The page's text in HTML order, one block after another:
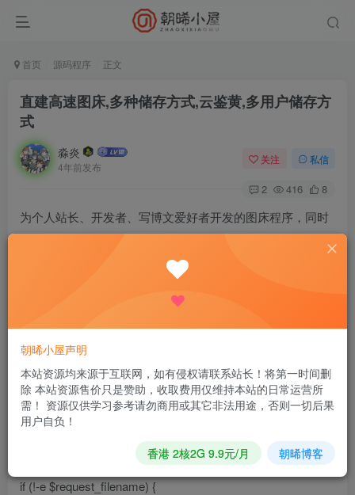
首页 源码程序 正文
直建高速图床,多种储存方式,云鉴黄,多用户储存方
式
淼炎
4年前发布
关注 私信
2 416 8
为个人站长、开发者、写博文爱好者开发的图床程序，同时
下载兰空，上传至 web 运行环境，解压
设置运行目录为 public
配置伪静态规则：
if (!-e $request_filename) {
朝晞小屋声明
本站资源均来源于互联网，如有侵权请联系站长！将第一时间删
除 本站资源售价只是赞助，收取费用仅维持本站的日常运营所
需！ 资源仅供学习参考请勿商用或其它非法用途，否则一切后果
用户自负！
香港 2核2G 9.9元/月 朝晞博客